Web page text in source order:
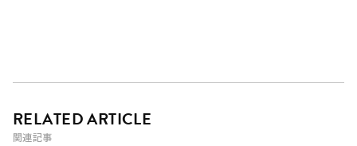
RELATED ARTICLE
関連記事